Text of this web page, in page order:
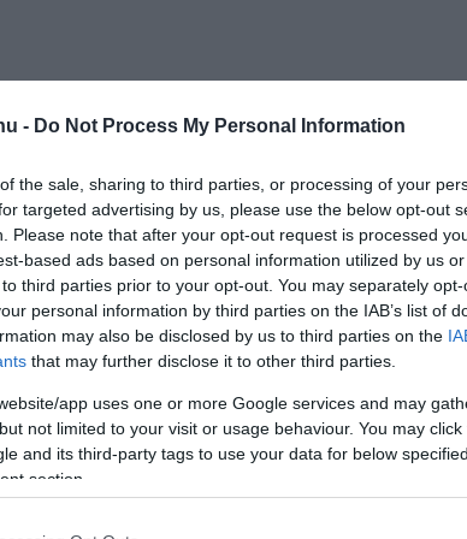
- Do Not Process My Personal Information
the sale, sharing to third parties, or processing of your
targeted advertising by us, please use the below opt-out
Please note that after your opt-out request is processed
based ads based on personal information utilized by us
third parties prior to your opt-out. You may separately
personal information by third parties on the IAB’s list of
may also be disclosed by us to third parties on the
that may further disclose it to other third parties.
app uses one or more Google services and may
not limited to your visit or usage behaviour. You may
and its third-party tags to use your data for below
section.